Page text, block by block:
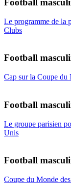
Football
Le programme de la
Clubs
Football
Cap sur la Coupe du
Football
Le groupe parisien
Unis
Football
Coupe du Monde